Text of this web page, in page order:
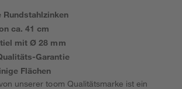
Rundstahlzinken
ca. 41 cm
mit Ø 28 mm
Garantie
Flächen
unserer toom Qualitätsmarke ist ein